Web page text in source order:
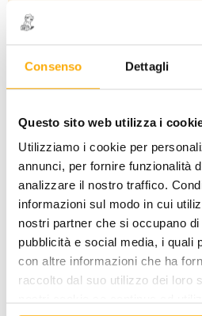
Consenso Dettagli
Questo sito web utilizza i
Utilizziamo i cookie per
annunci, per fornire funzionalità
analizzare il nostro traffico.
informazioni sul modo in cui
nostri partner che si occupano
pubblicità e social media, i quali
con altre informazioni che ha
raccolto dal suo utilizzo dei loro
per visualizzare i
AGGIUNGI AL
Aggiungi alla lista dei
desideri